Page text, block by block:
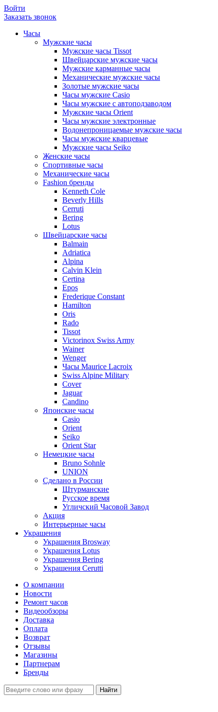
Войти
Заказать звонок
Часы
Мужские часы
Мужские часы Tissot
Швейцарские мужские часы
Мужские карманные часы
Механические мужские часы
Золотые мужские часы
Часы мужские Casio
Часы мужские с автоподзаводом
Мужские часы Orient
Часы мужские электронные
Водонепроницаемые мужские часы
Часы мужские кварцевые
Мужские часы Seiko
Женские часы
Спортивные часы
Механические часы
Fashion бренды
Kenneth Cole
Beverly Hills
Cerruti
Bering
Lotus
Швейцарские часы
Balmain
Adriatica
Alpina
Calvin Klein
Certina
Epos
Frederique Constant
Hamilton
Oris
Rado
Tissot
Victorinox Swiss Army
Wainer
Wenger
Часы Maurice Lacroix
Swiss Alpine Military
Cover
Jaguar
Candino
Японские часы
Casio
Orient
Seiko
Orient Star
Немецкие часы
Bruno Sohnle
UNION
Сделано в России
Штурманские
Русское время
Угличский Часовой Завод
Акция
Интерьерные часы
Украшения
Украшения Brosway
Украшения Lotus
Украшения Bering
Украшения Cerutti
О компании
Новости
Ремонт часов
Видеообзоры
Доставка
Оплата
Возврат
Отзывы
Магазины
Партнерам
Бренды